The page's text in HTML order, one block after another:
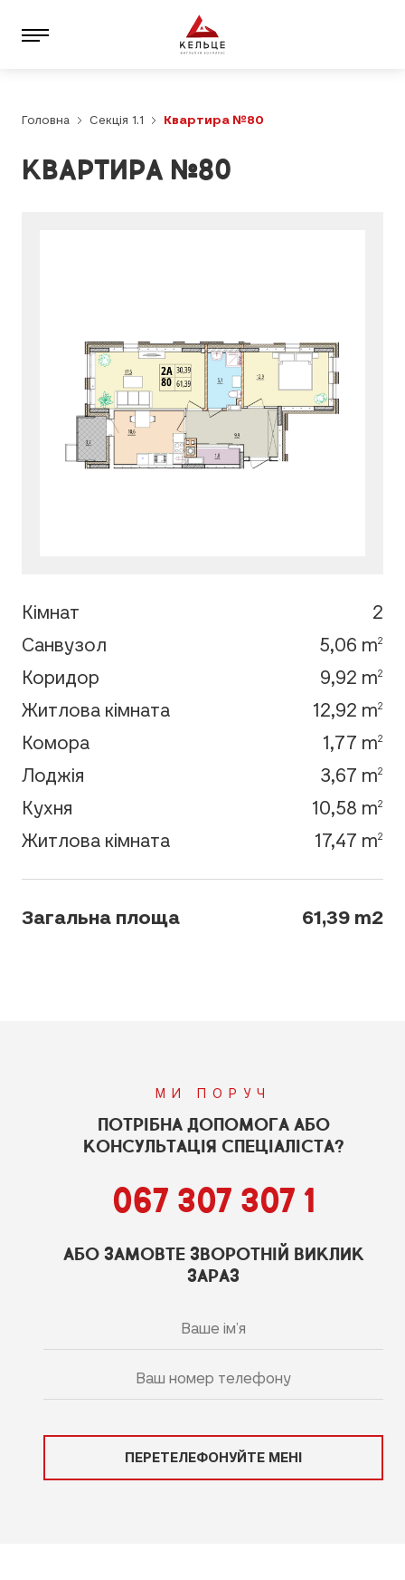
Головна Секція 1.1 Квартира №80
КВАРТИРА №80
Кімнат
2
Санвузол
5,06 m2
Коридор 9,92 m2
Житлова кімната 12,92 m2
Комора 1,77 m2
Лоджія 3,67 m2
Кухня 10,58 m2
Житлова кімната 17,47 m2
Загальна площа 61,39 m2
МИ ПОРУЧ
ПОТРІБНА ДОПОМОГА АБО
КОНСУЛЬТАЦІЯ СПЕЦІАЛІСТА?
067 307 307 1
АБО ЗАМОВТЕ ЗВОРОТНІЙ ВИКЛИК
ЗАРАЗ
ПЕРЕТЕЛЕФОНУЙТЕ МЕНІ